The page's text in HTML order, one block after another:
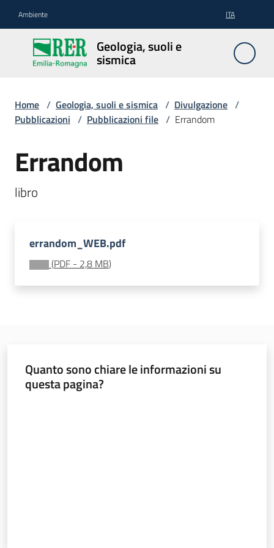
Ambiente ITA
Geologia, suoli e
sismica
Geologia,
suoli e
sismica
Geologia
Suoli
Cartografia
e
Divulgazione
Home / Geologia, suoli e sismica / Divulgazione /
Pubblicazioni / Pubblicazioni file / Errandom
Errandom
libro
errandom_WEB.pdf
(PDF - 2,8 MB)
Quanto sono chiare le informazioni su
questa pagina?